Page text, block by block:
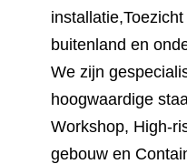
buitenland en
We zijn
hoogwaardige
Workshop, High-
gebouw en